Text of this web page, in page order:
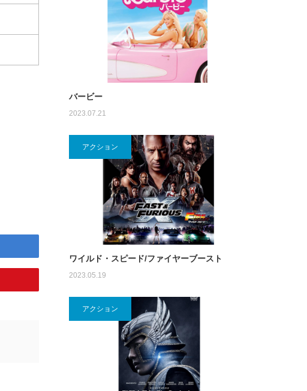
バービー
2023.07.21
アクション
ワイルド・スピード/ファイヤーブースト
2023.05.19
アクション